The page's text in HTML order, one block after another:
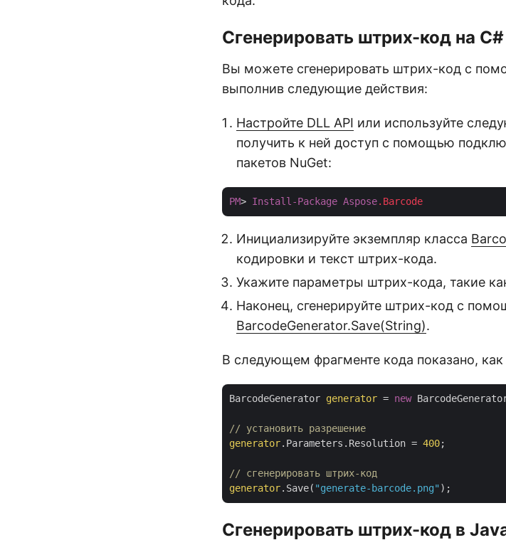
Сгенерировать штрих-код на C#
Вы можете сгенерировать штрих-код с
выполнив следующие действия:
Настройте DLL API или используйте
получить к ней доступ с помощью
пакетов NuGet:
PM> Install-Package Aspose.Barcode
Инициализируйте экземпляр класса
кодировки и текст штрих-кода.
Укажите параметры штрих-кода, такие
Наконец, сгенерируйте штрих-код с
BarcodeGenerator.Save(String).
В следующем фрагменте кода показано,
BarcodeGenerator generator = new
// установить разрешение
generator.Parameters.Resolution = 400;
// сгенерировать штрих-код
generator.Save( "generate-barcode.png"
Сгенерировать штрих-код в